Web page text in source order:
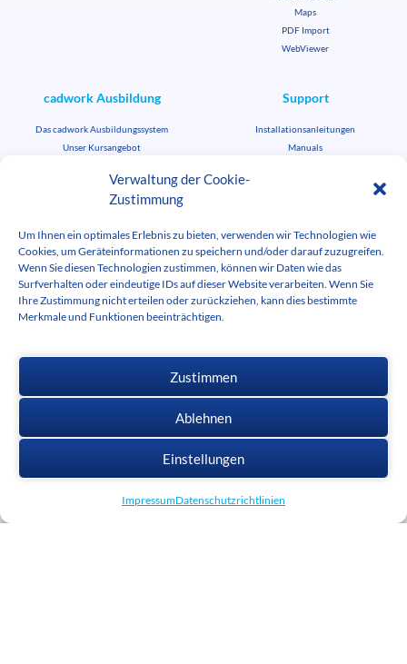
Verwaltung der Cookie-
Zustimmung
Um Ihnen ein optimales Erlebnis zu bieten, verwenden wir Technologien wie
Cookies, um Geräteinformationen zu speichern und/oder darauf zuzugreifen.
Wenn Sie diesen Technologien zustimmen, können wir Daten wie das
Surfverhalten oder eindeutige IDs auf dieser Website verarbeiten. Wenn Sie
Ihre Zustimmung nicht erteilen oder zurückziehen, kann dies bestimmte
Merkmale und Funktionen beeinträchtigen.
Zustimmen
Ablehnen
Einstellungen
ImpressumDatenschutzrichtlinien
Maps
PDF Import
WebViewer
cadwork Ausbildung
Das cadwork Ausbildungssystem
Unser Kursangebot
Berufsförderung Holzbau Schweiz
Ausbildungsversion
News
cadwork aktuell
Termine
Stellenbörse
Medienbereich
Support
Installationsanleitungen
Manuals